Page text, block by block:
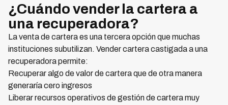
¿Cuándo vender la cartera a
una recuperadora?
La venta de cartera es una tercera opción que muchas
instituciones subutilizan. Vender cartera castigada a una
recuperadora permite:
Recuperar algo de valor de cartera que de otra manera
generaría cero ingresos
Liberar recursos operativos de gestión de cartera muy